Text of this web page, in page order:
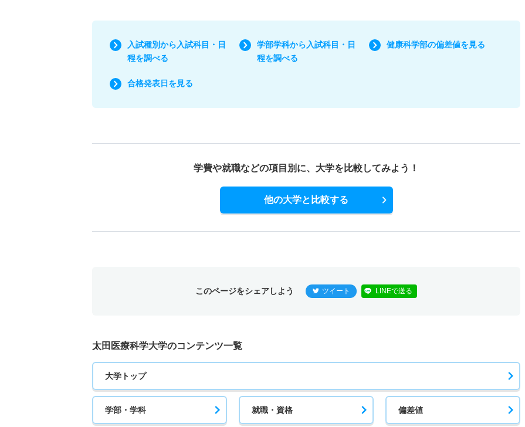
入試種別から入試科目・日
程を調べる
学部学科から入試科目・日
程を調べる
健康科学部の偏差値を見る
合格発表日を見る
学費や就職などの項目別に、 大学を比較してみよう！
他の大学と比較する
このページをシェアしよう ツイート LINEで送る
太田医療科学大学のコンテンツ一覧
大学トップ
学部・学科 就職・資格 偏差値